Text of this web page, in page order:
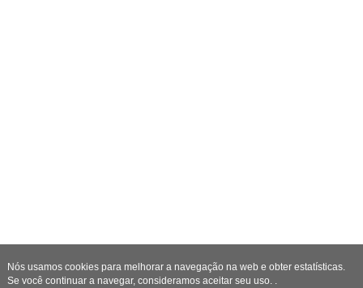
Nós usamos cookies para melhorar a navegação na web e obter estatísticas.
Se você continuar a navegar, consideramos aceitar seu uso. .